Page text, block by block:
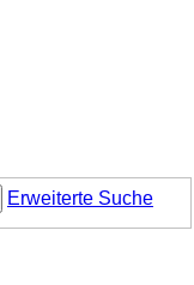
Erweiterte Suche